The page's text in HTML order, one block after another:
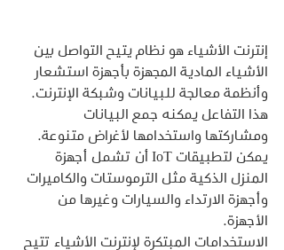
إنترنت الأشياء هو نظام يتيح التواصل بين
الأشياء المادية المجهزة بأجهزة استشعار
وأنظمة معالجة للبيانات وشبكة الإنترنت.
هذا التفاعل يمكنه جمع البيانات
ومشاركتها واستخدامها لأغراض متنوعة.
يمكن لتطبيقات IoT أن تشمل أجهزة
المنزل الذكية مثل الترموستات والكاميرات
وأجهزة الارتداء والسيارات وغيرها من
الأجهزة.
الاستخدامات المبتكرة لإنترنت الأشياء تتيح